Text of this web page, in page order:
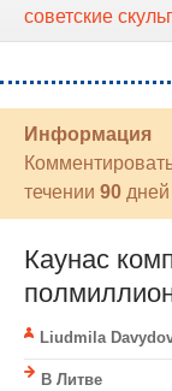
советские
Информация
течении 90
Каунас
Liudmila
В Литве